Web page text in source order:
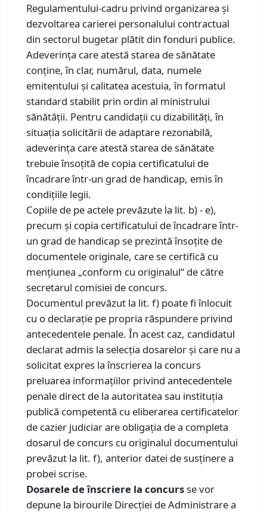
Regulamentului-cadru privind organizarea şi
dezvoltarea carierei personalului contractual
din sectorul bugetar plătit din fonduri publice.
Adeverinţa care atestă starea de sănătate
conţine, în clar, numărul, data, numele
emitentului şi calitatea acestuia, în formatul
standard stabilit prin ordin al ministrului
sănătăţii. Pentru candidaţii cu dizabilităţi, în
situaţia solicitării de adaptare rezonabilă,
adeverinţa care atestă starea de sănătate
trebuie însoţită de copia certificatului de
încadrare într-un grad de handicap, emis în
condiţiile legii.
Copiile de pe actele prevăzute la lit. b) - e),
precum şi copia certificatului de încadrare într-
un grad de handicap se prezintă însoţite de
documentele originale, care se certifică cu
menţiunea „conform cu originalul“ de către
secretarul comisiei de concurs.
Documentul prevăzut la lit. f) poate fi înlocuit
cu o declaraţie pe propria răspundere privind
antecedentele penale. În acest caz, candidatul
declarat admis la selecţia dosarelor şi care nu a
solicitat expres la înscrierea la concurs
preluarea informaţiilor privind antecedentele
penale direct de la autoritatea sau instituţia
publică competentă cu eliberarea certificatelor
de cazier judiciar are obligaţia de a completa
dosarul de concurs cu originalul documentului
prevăzut la lit. f), anterior datei de susţinere a
probei scrise.
Dosarele de înscriere la concursse vor
depune la birourile Direcției de Administrare a